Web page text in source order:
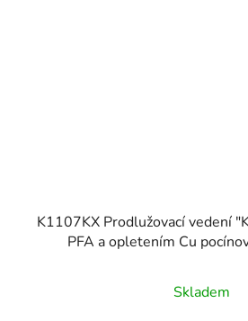
K1107KX Prodlužovací vedení
PFA a opletením Cu
Skladem